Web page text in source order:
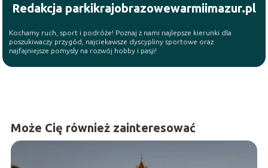
Redakcja parkikrajobrazowewarmiimazur.pl
Kochamy ruch, sport i podróże! Poznaj z nami najlepsze kierunki dla
poszukiwaczy przygód, najciekawsze dyscypliny sportowe oraz
najfajniejsze pomysły na rozwój hobby i pasji!
Może Cię również zainteresować